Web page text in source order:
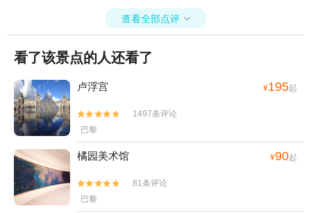
查看全部点评 
看了该景点的人还看了
卢浮宫 ¥195起


1497条评论
巴黎
橘园美术馆 ¥90起


81条评论
巴黎